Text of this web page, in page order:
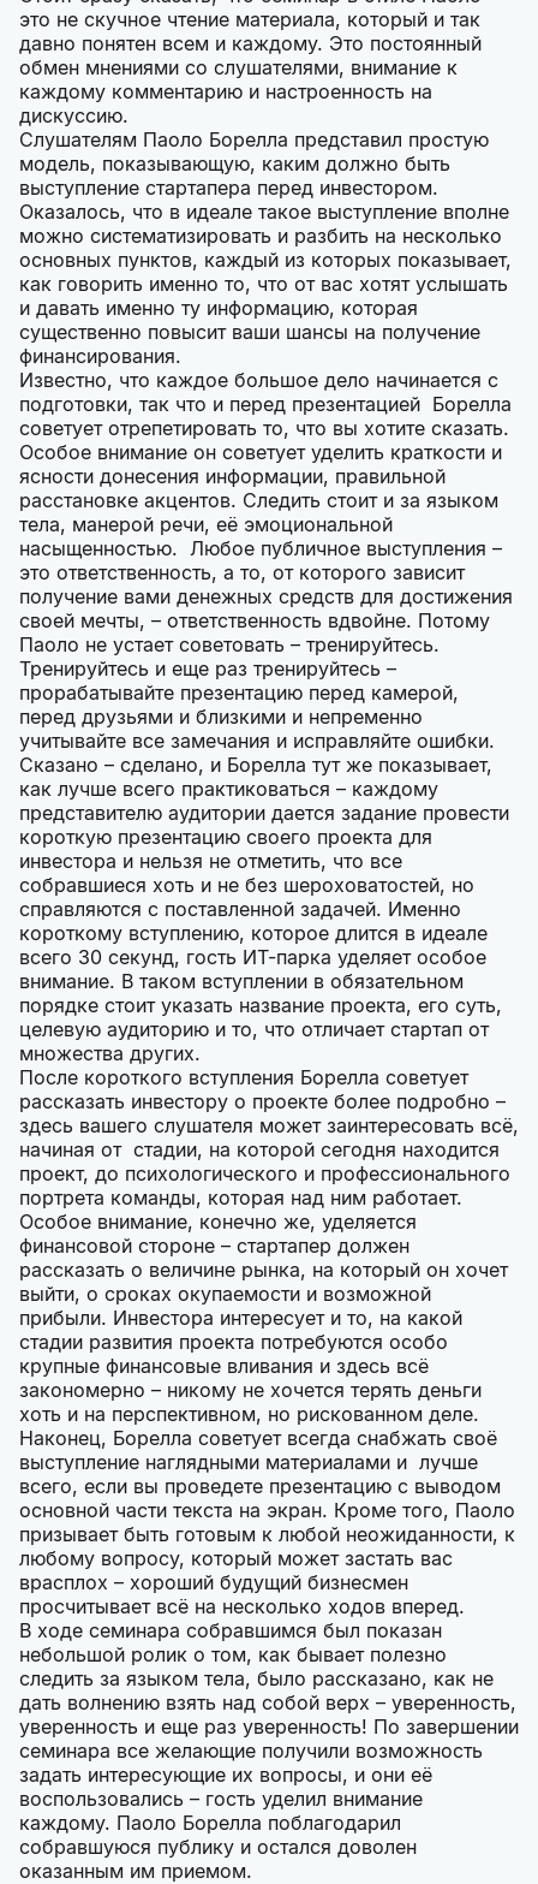
это не скучное чтение материала, который и так
давно понятен всем и каждому. Это постоянный
обмен мнениями со слушателями, внимание к
каждому комментарию и настроенность на
дискуссию.
Слушателям Паоло Борелла представил простую
модель, показывающую, каким должно быть
выступление стартапера перед инвестором.
Оказалось, что в идеале такое выступление вполне
можно систематизировать и разбить на несколько
основных пунктов, каждый из которых показывает,
как говорить именно то, что от вас хотят услышать
и давать именно ту информацию, которая
существенно повысит ваши шансы на получение
финансирования.
Известно, что каждое большое дело начинается с
подготовки, так что и перед презентацией Борелла
советует отрепетировать то, что вы хотите сказать.
Особое внимание он советует уделить краткости и
ясности донесения информации, правильной
расстановке акцентов. Следить стоит и за языком
тела, манерой речи, её эмоциональной
насыщенностью. Любое публичное выступления –
это ответственность, а то, от которого зависит
получение вами денежных средств для достижения
своей мечты, – ответственность вдвойне. Потому
Паоло не устает советовать – тренируйтесь.
Тренируйтесь и еще раз тренируйтесь –
прорабатывайте презентацию перед камерой,
перед друзьями и близкими и непременно
учитывайте все замечания и исправляйте ошибки.
Сказано – сделано, и Борелла тут же показывает,
как лучше всего практиковаться – каждому
представителю аудитории дается задание провести
короткую презентацию своего проекта для
инвестора и нельзя не отметить, что все
собравшиеся хоть и не без шероховатостей, но
справляются с поставленной задачей. Именно
короткому вступлению, которое длится в идеале
всего 30 секунд, гость ИТ-парка уделяет особое
внимание. В таком вступлении в обязательном
порядке стоит указать название проекта, его суть,
целевую аудиторию и то, что отличает стартап от
множества других.
После короткого вступления Борелла советует
рассказать инвестору о проекте более подробно –
здесь вашего слушателя может заинтересовать всё,
начиная от стадии, на которой сегодня находится
проект, до психологического и профессионального
портрета команды, которая над ним работает.
Особое внимание, конечно же, уделяется
финансовой стороне – стартапер должен
рассказать о величине рынка, на который он хочет
выйти, о сроках окупаемости и возможной
прибыли. Инвестора интересует и то, на какой
стадии развития проекта потребуются особо
крупные финансовые вливания и здесь всё
закономерно – никому не хочется терять деньги
хоть и на перспективном, но рискованном деле.
Наконец, Борелла советует всегда снабжать своё
выступление наглядными материалами и лучше
всего, если вы проведете презентацию с выводом
основной части текста на экран. Кроме того, Паоло
призывает быть готовым к любой неожиданности, к
любому вопросу, который может застать вас
врасплох – хороший будущий бизнесмен
просчитывает всё на несколько ходов вперед.
В ходе семинара собравшимся был показан
небольшой ролик о том, как бывает полезно
следить за языком тела, было рассказано, как не
дать волнению взять над собой верх – уверенность,
уверенность и еще раз уверенность! По завершении
семинара все желающие получили возможность
задать интересующие их вопросы, и они её
воспользовались – гость уделил внимание
каждому. Паоло Борелла поблагодарил
собравшуюся публику и остался доволен
оказанным им приемом.